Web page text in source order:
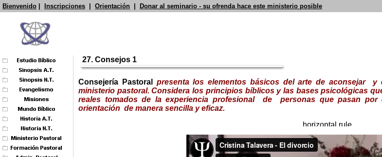
Bienvenido Inscripciones Orientación Donar al seminario - su ofrenda hace este ministerio posible
27. Consejos 1
Consejería Pastoral presentalos elementos básicos del arte de aconsejar y
ministerio pastoral. Considera los principios bíblicos y las bases psicológicas
reales tomados de laexperiencia profesional de personas que pasan por
orientación de manera sencilla y eficaz.